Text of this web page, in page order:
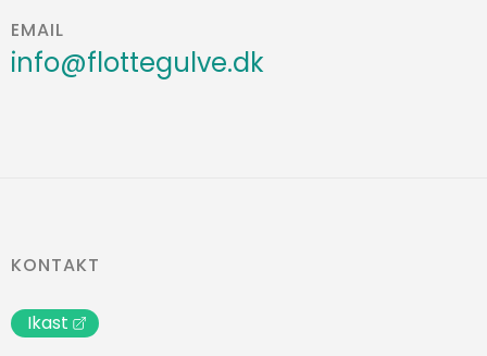
EMAIL
info@flottegulve.dk
KONTAKT
Ikast